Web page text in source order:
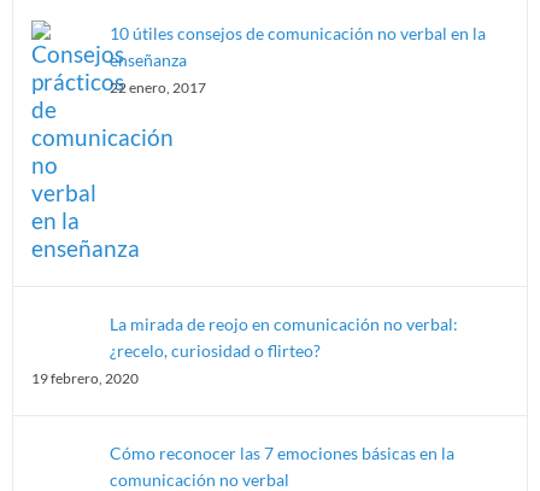
10 útiles consejos de comunicación no verbal en la
enseñanza
22 enero, 2017
La mirada de reojo en comunicación no verbal:
¿recelo, curiosidad o flirteo?
19 febrero, 2020
Cómo reconocer las 7 emociones básicas en la
comunicación no verbal